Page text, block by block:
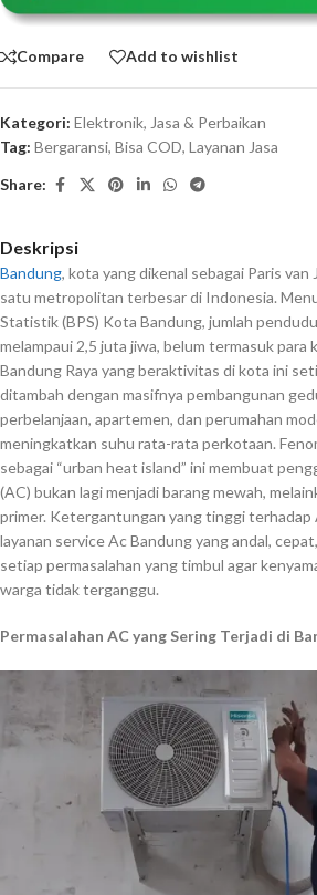
Compare Add to wishlist
Kategori: Elektronik, Jasa & Perbaikan
Tag: Bergaransi, Bisa COD, Layanan Jasa
Share:
Deskripsi
Bandung, kota yang dikenal sebagai Paris van
satu metropolitan terbesar di Indonesia.
Statistik (BPS) Kota Bandung, jumlah
melampaui 2,5 juta jiwa, belum termasuk para
Bandung Raya yang beraktivitas di kota ini
ditambah dengan masifnya pembangunan
perbelanjaan, apartemen, dan perumahan
meningkatkan suhu rata-rata perkotaan.
sebagai “urban heat island” ini membuat
(AC) bukan lagi menjadi barang mewah,
primer. Ketergantungan yang tinggi terhadap
layanan service Ac Bandung yang andal,
setiap permasalahan yang timbul agar
warga tidak terganggu.
Permasalahan AC yang Sering Terjadi di